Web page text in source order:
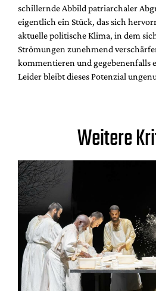
schillernde Abbild patriarchaler
eigentlich ein Stück, das sich
aktuelle politische Klima, in dem
Strömungen zunehmend
kommentieren und gegebenenfalls
Leider bleibt dieses Potenzial
Weitere